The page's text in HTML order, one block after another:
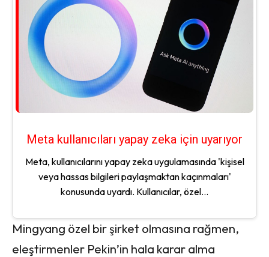
Meta kullanıcıları yapay zeka için uyarıyor
Meta, kullanıcılarını yapay zeka uygulamasında 'kişisel
veya hassas bilgileri paylaşmaktan kaçınmaları'
konusunda uyardı. Kullanıcılar, özel...
Mingyang özel bir şirket olmasına rağmen,
eleştirmenler Pekin’in hala karar alma